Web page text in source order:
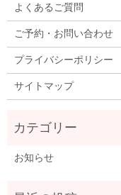
よくあるご質問
ご予約・お問い合わせ
プライバシーポリシー
サイトマップ
お知らせ